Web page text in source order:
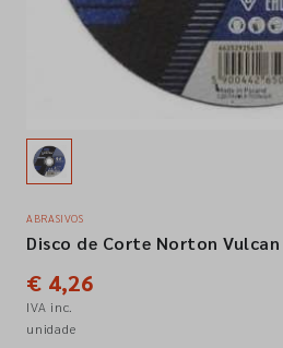
Favoritos
Contactos
Siga-nos nas redes sociais
ABRASIVOS
Disco de Corte Norton
€ 4,26
IVA inc.
unidade